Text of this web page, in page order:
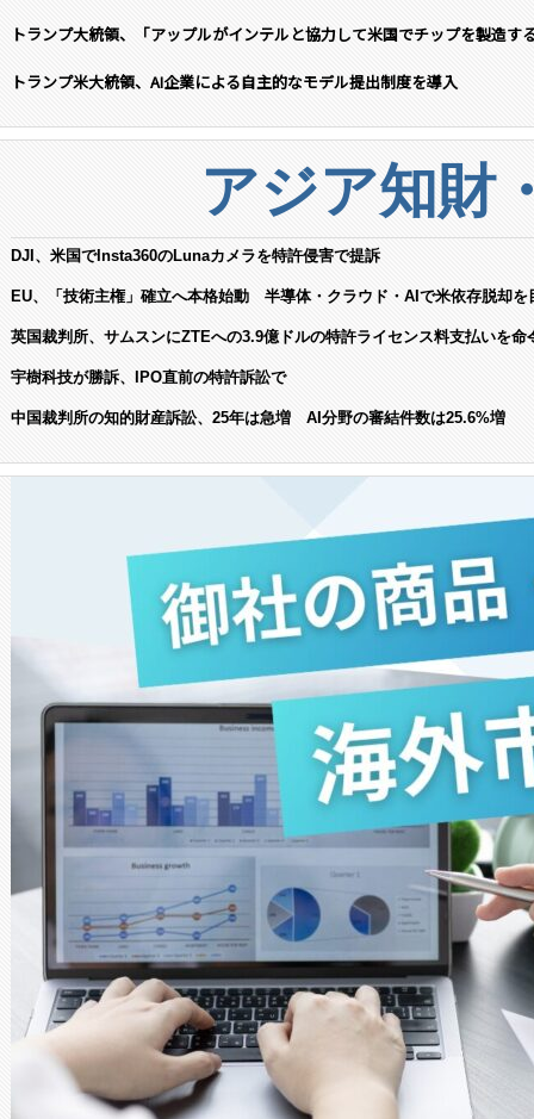
トランプ大統領、「アップルがインテルと協力して米国でチップを製造す
トランプ米大統領、AI企業による自主的なモデル提出制度を導入
アジア知財
DJI、米国でInsta360のLunaカメラを特許侵害で提訴
EU、「技術主権」確立へ本格始動 半導体・クラウド・AIで米依存脱却を
英国裁判所、サムスンにZTEへの3.9億ドルの特許ライセンス料支払いを命
宇樹科技が勝訴、IPO直前の特許訴訟で
中国裁判所の知的財産訴訟、25年は急増 AI分野の審結件数は25.6%増